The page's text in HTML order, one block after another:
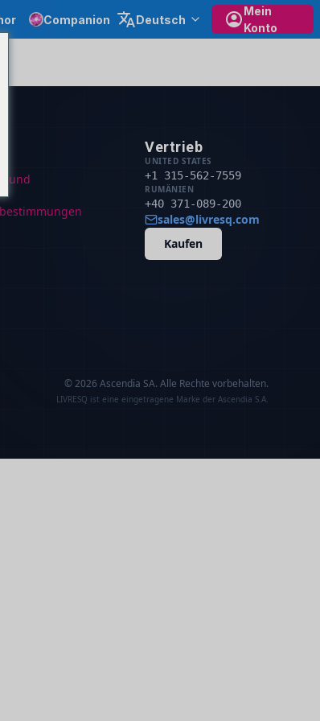
Companion Deutsch
Mein
Konto
und
Vertrieb
UNITED STATES
+1 315-562-7559
RUMÄNIEN
+40 371-089-200
sales@livresq.com
Kaufen
© 2026 Ascendia SA. Alle Rechte vorbehalten.
LIVRESQ ist eine eingetragene Marke der Ascendia S.A.